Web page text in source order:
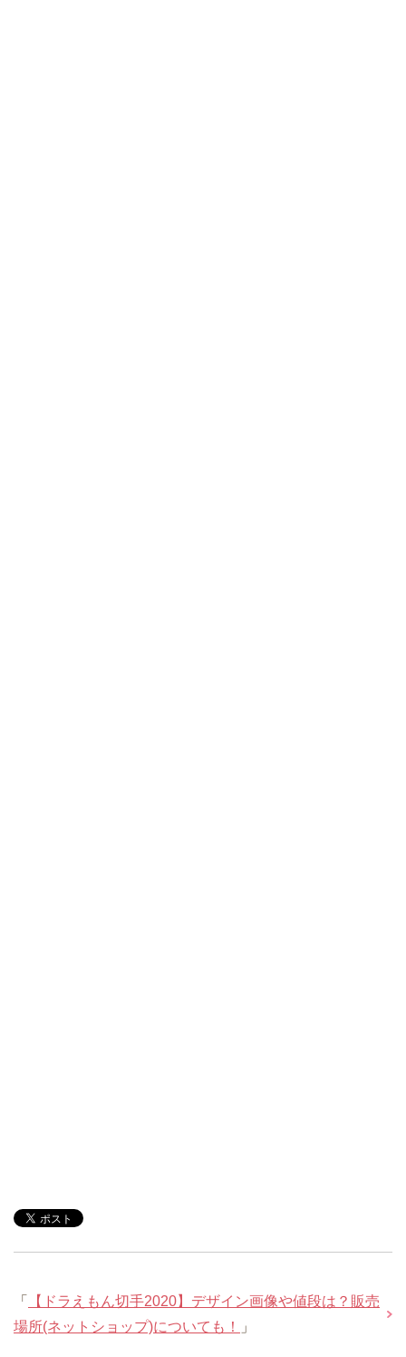
「
【ドラえもん切手2020】デザイン画像や値段は？販売
場所(ネットショップ)についても！
」